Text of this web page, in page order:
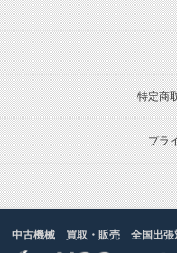
特定商
プラ
中古機械 買取・販売 全国出張